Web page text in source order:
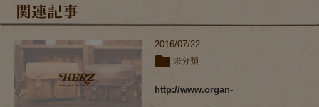
関連記事
2016/07/22
未分類
http://www.organ-